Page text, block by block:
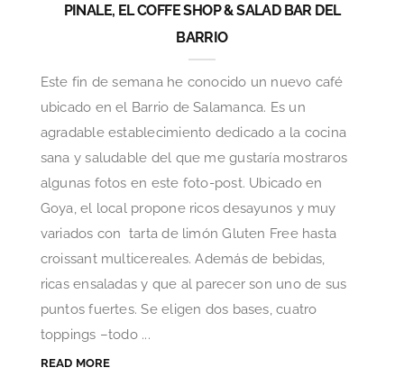
PINALE, EL COFFE SHOP & SALAD BAR DEL
BARRIO
Este fin de semana he conocido un nuevo café
ubicado en el Barrio de Salamanca. Es un
agradable establecimiento dedicado a la cocina
sana y saludable del que me gustaría mostraros
algunas fotos en este foto-post. Ubicado en
Goya, el local propone ricos desayunos y muy
variados con tarta de limón Gluten Free hasta
croissant multicereales. Además de bebidas,
ricas ensaladas y que al parecer son uno de sus
puntos fuertes. Se eligen dos bases, cuatro
toppings –todo ...
READ MORE